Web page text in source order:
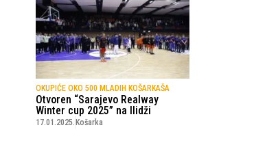
OKUPIĆE OKO 500 MLADIH KOŠARKAŠA
Otvoren “Sarajevo Realway
Winter cup 2025” na Ilidži
17.01.2025. Košarka